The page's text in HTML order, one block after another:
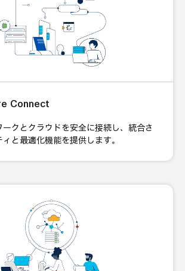
Connect
クとクラウドを安全に接続し、統合さ
と最適化機能を提供します。